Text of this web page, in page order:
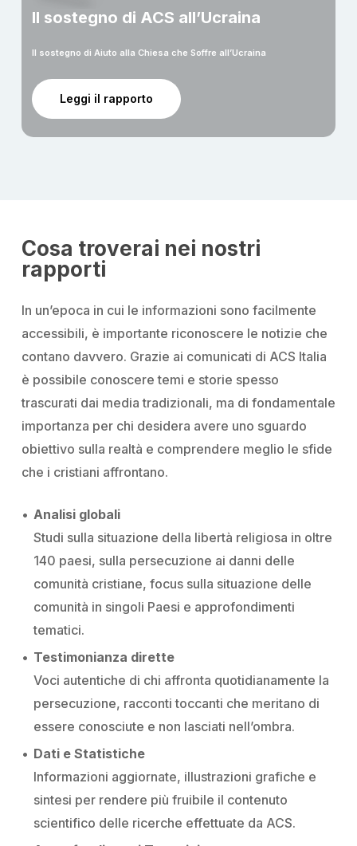
Il sostegno di ACS all’Ucraina
Il sostegno di Aiuto alla Chiesa che Soffre all’Ucraina
Leggi il rapporto
Cosa troverai nei nostri
rapporti
In un’epoca in cui le informazioni sono facilmente
accessibili, è importante riconoscere le notizie che
contano davvero. Grazie ai comunicati di ACS Italia
è possibile conoscere temi e storie spesso
trascurati dai media tradizionali, ma di fondamentale
importanza per chi desidera avere uno sguardo
obiettivo sulla realtà e comprendere meglio le sfide
che i cristiani affrontano.
Analisi globali
Studi sulla situazione della libertà religiosa in oltre
140 paesi, sulla persecuzione ai danni delle
comunità cristiane, focus sulla situazione delle
comunità in singoli Paesi e approfondimenti
tematici.
Testimonianza dirette
Voci autentiche di chi affronta quotidianamente la
persecuzione, racconti toccanti che meritano di
essere conosciute e non lasciati nell’ombra.
Dati e Statistiche
Informazioni aggiornate, illustrazioni grafiche e
sintesi per rendere più fruibile il contenuto
scientifico delle ricerche effettuate da ACS.